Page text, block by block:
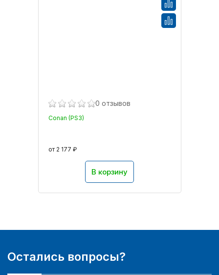
0 отзывов
Conan (PS3)
от 2 177 ₽
В корзину
Остались вопросы?